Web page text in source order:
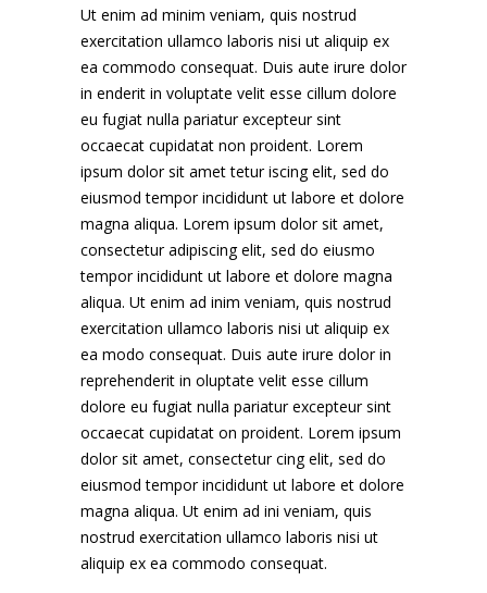
Ut enim ad minim veniam, quis nostrud
exercitation ullamco laboris nisi ut aliquip ex
ea commodo consequat. Duis aute irure dolor
in enderit in voluptate velit esse cillum dolore
eu fugiat nulla pariatur excepteur sint
occaecat cupidatat non proident. Lorem
ipsum dolor sit amet tetur iscing elit, sed do
eiusmod tempor incididunt ut labore et dolore
magna aliqua. Lorem ipsum dolor sit amet,
consectetur adipiscing elit, sed do eiusmo
tempor incididunt ut labore et dolore magna
aliqua. Ut enim ad inim veniam, quis nostrud
exercitation ullamco laboris nisi ut aliquip ex
ea modo consequat. Duis aute irure dolor in
reprehenderit in oluptate velit esse cillum
dolore eu fugiat nulla pariatur excepteur sint
occaecat cupidatat on proident. Lorem ipsum
dolor sit amet, consectetur cing elit, sed do
eiusmod tempor incididunt ut labore et dolore
magna aliqua. Ut enim ad ini veniam, quis
nostrud exercitation ullamco laboris nisi ut
aliquip ex ea commodo consequat.